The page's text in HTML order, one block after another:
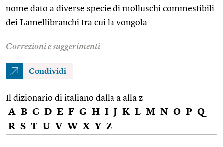
nome dato a diverse specie di molluschi commestibili
dei Lamellibranchi tra cui la vongola
Correzioni e suggerimenti
Condividi
Il dizionario di italiano dalla a alla z
A B C D E F G H I J K L M N O P Q
R S T U V W X Y Z